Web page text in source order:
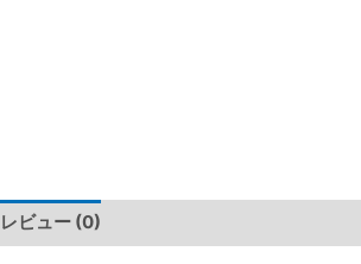
レビュー (0)